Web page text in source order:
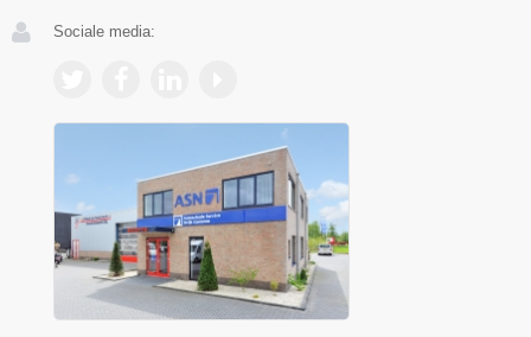
Sociale media: